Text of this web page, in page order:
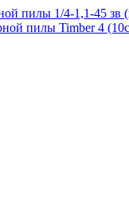
пилы 1/4-1,1-45 зв
пилы Timber 4